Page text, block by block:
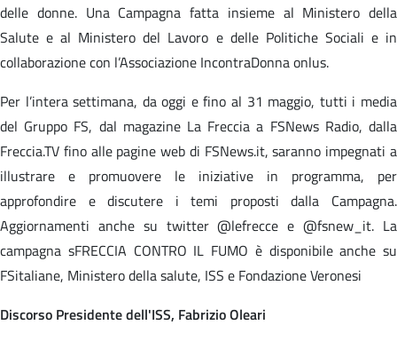
delle donne. Una Campagna fatta insieme al Ministero della
Salute e al Ministero del Lavoro e delle Politiche Sociali e in
collaborazione con l’Associazione IncontraDonna onlus.
Per l’intera settimana, da oggi e fino al 31 maggio, tutti i media
del Gruppo FS, dal magazine La Freccia a FSNews Radio, dalla
Freccia.TV fino alle pagine web di FSNews.it, saranno impegnati a
illustrare e promuovere le iniziative in programma, per
approfondire e discutere i temi proposti dalla Campagna.
Aggiornamenti anche su twitter @lefrecce e @fsnew_it. La
campagna sFRECCIA CONTRO IL FUMO è disponibile anche su
FSitaliane, Ministero della salute, ISS e Fondazione Veronesi
Discorso Presidente dell'ISS, Fabrizio Oleari